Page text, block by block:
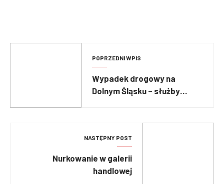
POPRZEDNI WPIS
Wypadek drogowy na
Dolnym Śląsku – służby
NASTĘPNY POST
Nurkowanie w galerii
handlowej